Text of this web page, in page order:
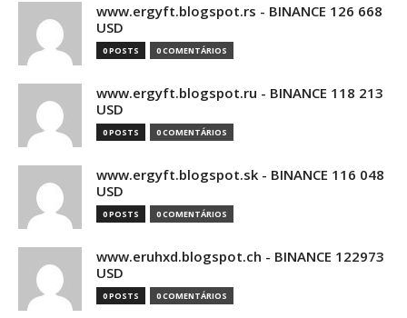
www.ergyft.blogspot.rs - BINANCE 126 668
USD
0 POSTS 0 COMENTÁRIOS
www.ergyft.blogspot.ru - BINANCE 118 213
USD
0 POSTS 0 COMENTÁRIOS
www.ergyft.blogspot.sk - BINANCE 116 048
USD
0 POSTS 0 COMENTÁRIOS
www.eruhxd.blogspot.ch - BINANCE 122973
USD
0 POSTS 0 COMENTÁRIOS